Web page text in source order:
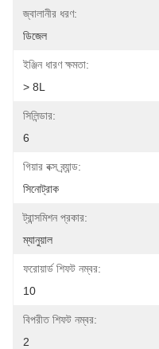
জ্বালানীর ধরণ:
ডিজেল
ইঞ্জিন ধারণ ক্ষমতা:
> 8L
সিলিন্ডার:
6
গিয়ার বক্স ব্র্যান্ড:
সিনোট্রাক
ট্রান্সমিশন প্রকার:
ম্যানুয়াল
ফরোয়ার্ড শিফট নম্বর:
10
বিপরীত শিফট নম্বর:
2